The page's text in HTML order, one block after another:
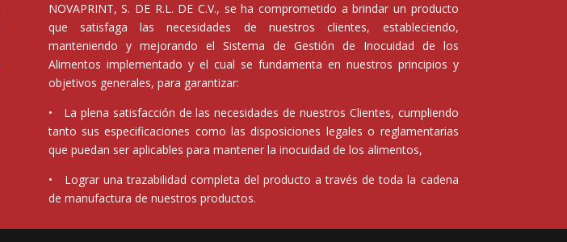
NOVAPRINT, S. DE R.L. DE C.V., se ha comprometido a brindar un producto
que satisfaga las necesidades de nuestros clientes, estableciendo,
manteniendo y mejorando el Sistema de Gestión de Inocuidad de los
Alimentos implementado y el cual se fundamenta en nuestros principios y
objetivos generales, para garantizar:
• La plena satisfacción de las necesidades de nuestros Clientes, cumpliendo
tanto sus especificaciones como las disposiciones legales o reglamentarias
que puedan ser aplicables para mantener la inocuidad de los alimentos,
• Lograr una trazabilidad completa del producto a través de toda la cadena
de manufactura de nuestros productos.